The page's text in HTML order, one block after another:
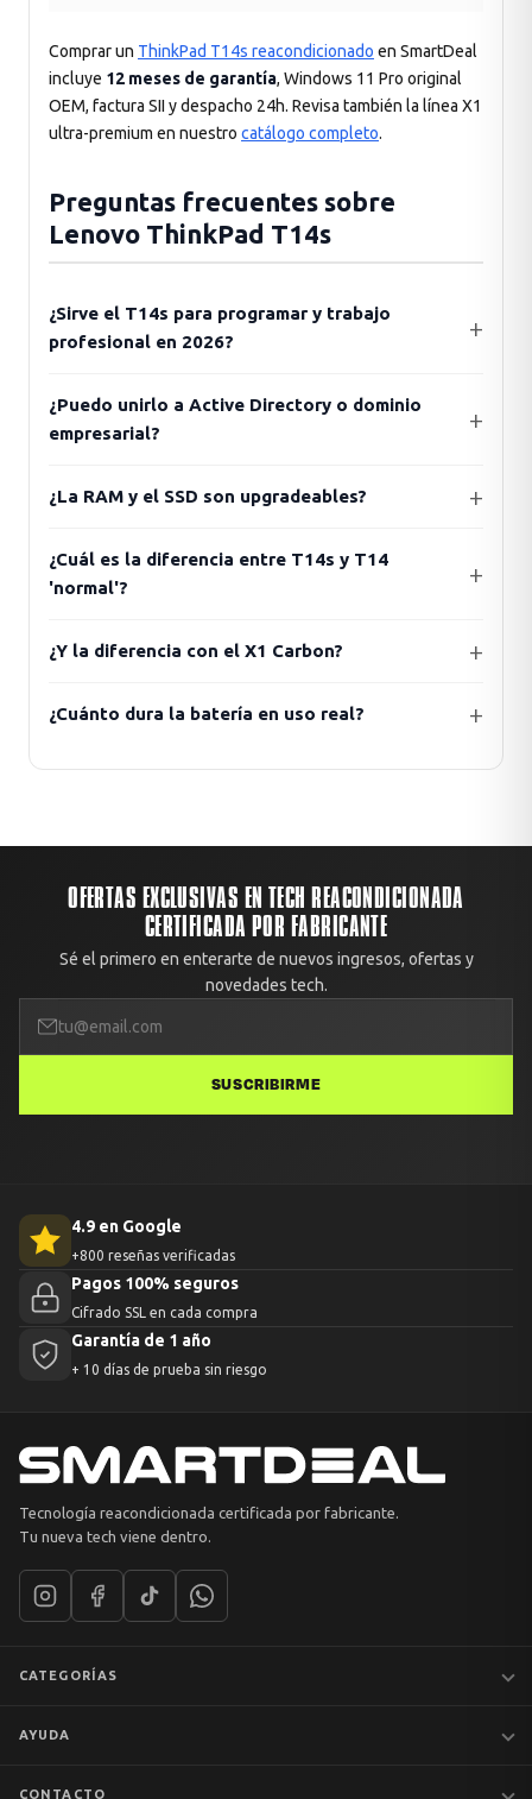
Comprar un ThinkPad T14s reacondicionado en SmartDeal
incluye 12 meses de garantía, Windows 11 Pro original
OEM, factura SII y despacho 24h. Revisa también la línea X1
ultra-premium en nuestro catálogo completo.
Preguntas frecuentes sobre
Lenovo ThinkPad T14s
¿Sirve el T14s para programar y trabajo
profesional en 2026?
¿Puedo unirlo a Active Directory o dominio
empresarial?
¿La RAM y el SSD son upgradeables?
¿Cuál es la diferencia entre T14s y T14
'normal'?
¿Y la diferencia con el X1 Carbon?
¿Cuánto dura la batería en uso real?
OFERTAS EXCLUSIVAS EN TECH REACONDICIONADA
CERTIFICADA POR FABRICANTE
Sé el primero en enterarte de nuevos ingresos, ofertas y
novedades tech.
SUSCRIBIRME
4.9 en Google
+800 reseñas verificadas
Pagos 100% seguros
Cifrado SSL en cada compra
Garantía de 1 año
+ 10 días de prueba sin riesgo
Tecnología reacondicionada certificada por fabricante.
Tu nueva tech viene dentro.
CATEGORÍAS
AYUDA
CONTACTO